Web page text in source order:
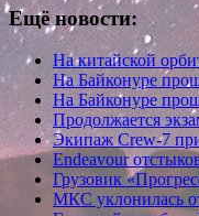
Ещё новости:
На китайской
На Байконуре
На Байконуре
Продолжается
Экипаж Crew-7
Endeavour
Грузовик
МКС уклонилась